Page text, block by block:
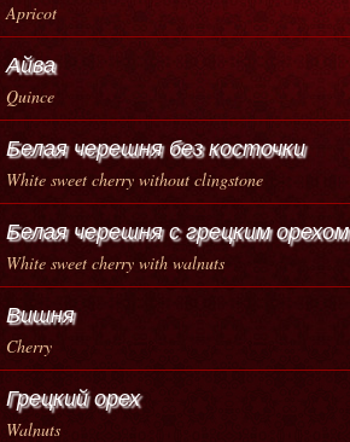
Apricot
Айва
Quince
Белая черешня без косточки
White sweet cherry without clingstone
Белая черешня с грецким орехом
White sweet cherry with walnuts
Вишня
Cherry
Грецкий орех
Walnuts